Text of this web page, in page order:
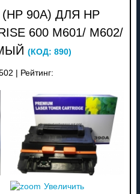
90A) ДЛЯ HP
600 M601/ M602/
(КОД: 890)
Рейтинг:
Увеличить